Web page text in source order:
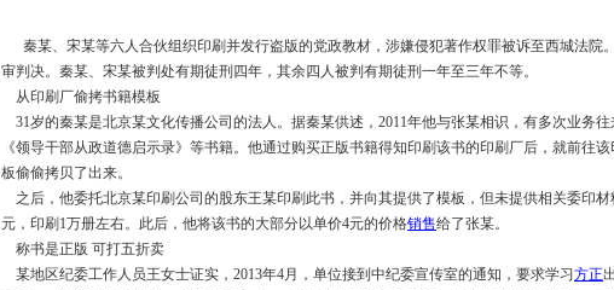
秦某、宋某等六人合伙组织印刷并发行盗版的党政教材，涉嫌侵犯著作权罪被诉至西城法院
审判决。秦某、宋某被判处有期徒刑四年，其余四人被判有期徒刑一年至三年不等。
从印刷厂偷拷书籍模板
31岁的秦某是北京某文化传播公司的法人。据秦某供述，2011年他与张某相识，有多次业务
《领导干部从政道德启示录》等书籍。他通过购买正版书籍得知印刷该书的印刷厂后，就前往
板偷偷拷贝了出来。
之后，他委托北京某印刷公司的股东王某印刷此书，并向其提供了模板，但未提供相关委印
元，印刷1万册左右。此后，他将该书的大部分以单价4元的价格销售给了张某。
称书是正版 可打五折卖
某地区纪委工作人员王女士证实，2013年4月，单位接到中纪委宣传室的通知，要求学习 方正